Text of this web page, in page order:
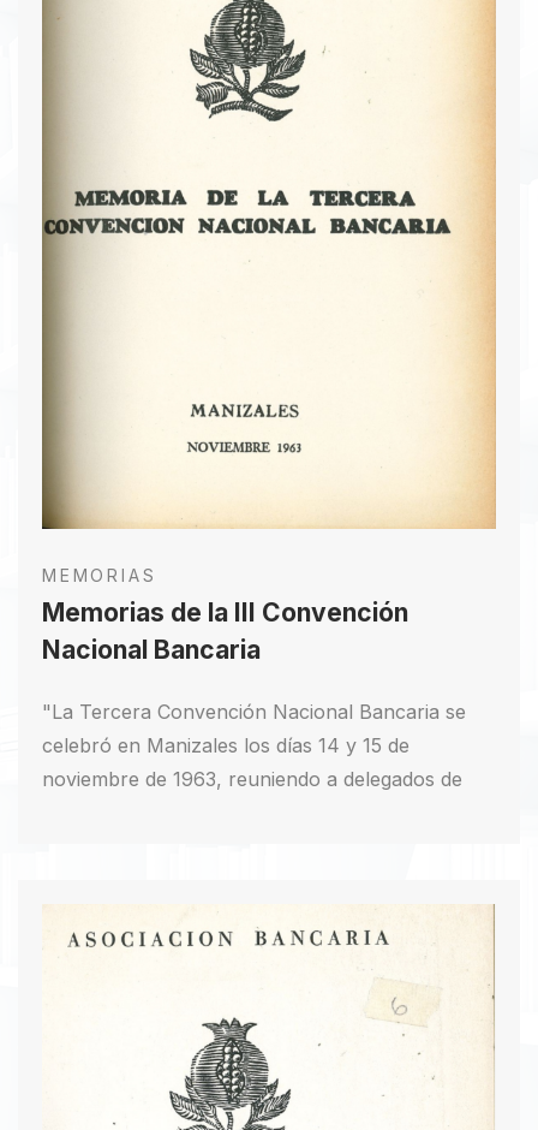
Latinoamericana de Libre Comercio. Las sesiones
de estudio se dividieron en cuatro temas: Política
Económica General, Participación de la Banca
Colombiana en la Asociación Latinoamericana de
del 21 de noviembre, se debatieron y adoptaron
el doctor Guillermo Eliseo Suárez, presidente del
comité local de la Asociación, pronunció un
Descargar PDF
MEMORIAS
Memorias de la III Convención
Nacional Bancaria
"La Tercera Convención Nacional Bancaria se
celebró en Manizales los días 14 y 15 de
noviembre de 1963, reuniendo a delegados de
Inaugurada por el doctor Jorge Restrepo Hoyos,
presidente de la Asociación, la convención contó
con un saludo del alcalde de Manizales, doctor
Fernando Londoño y Londoño, y aprobó varias
mociones de saludo y duelo. La primera noche,
la Gobernación de Caldas y otras entidades
locales ofrecieron un cocktail-buffet en el